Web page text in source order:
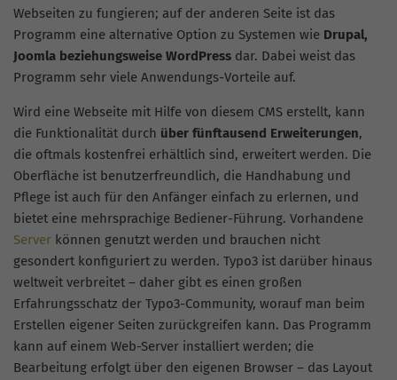
Webseiten zu fungieren; auf der anderen Seite ist das
Programm eine alternative Option zu Systemen wie Drupal,
Joomla beziehungsweise WordPress dar. Dabei weist das
Programm sehr viele Anwendungs-Vorteile auf.
Wird eine Webseite mit Hilfe von diesem CMS erstellt, kann
die Funktionalität durch über fünftausend Erweiterungen,
die oftmals kostenfrei erhältlich sind, erweitert werden. Die
Oberfläche ist benutzerfreundlich, die Handhabung und
Pflege ist auch für den Anfänger einfach zu erlernen, und
bietet eine mehrsprachige Bediener-Führung. Vorhandene
Server können genutzt werden und brauchen nicht
gesondert konfiguriert zu werden. Typo3 ist darüber hinaus
weltweit verbreitet – daher gibt es einen großen
Erfahrungsschatz der Typo3-Community, worauf man beim
Erstellen eigener Seiten zurückgreifen kann. Das Programm
kann auf einem Web-Server installiert werden; die
Bearbeitung erfolgt über den eigenen Browser – das Layout